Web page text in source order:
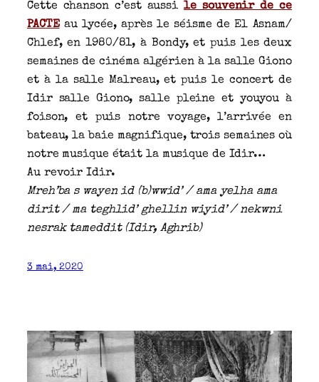
Cette chanson c’est aussile souvenir de ce
PACTEau lycée, après le séisme de El Asnam/
Chlef, en 1980/81, à Bondy, et puis les deux
semaines de cinéma algérien à la salle Giono
et à la salle Malreau, et puis le concert de
Idir salle Giono, salle pleine et youyou à
foison, et puis notre voyage, l’arrivée en
bateau, la baie magnifique, trois semaines où
notre musique était la musique de Idir…
Au revoir Idir.
Mreh’ba s wayen id (b)wwid’ / ama yelha ama
dirit / ma teghlid’ ghellin wiyid’ / nekwni
nesrak tameddit (Idir, Aghrib)
3 mai, 2020